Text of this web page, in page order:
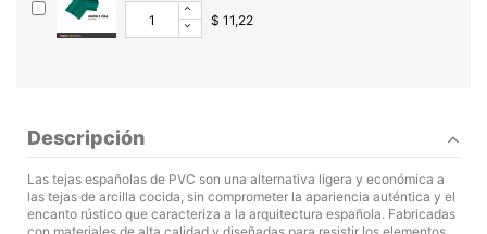
$ 11,22
Descripción
Las tejas españolas de PVC son una alternativa ligera y económica a
las tejas de arcilla cocida, sin comprometer la apariencia auténtica y el
encanto rústico que caracteriza a la arquitectura española. Fabricadas